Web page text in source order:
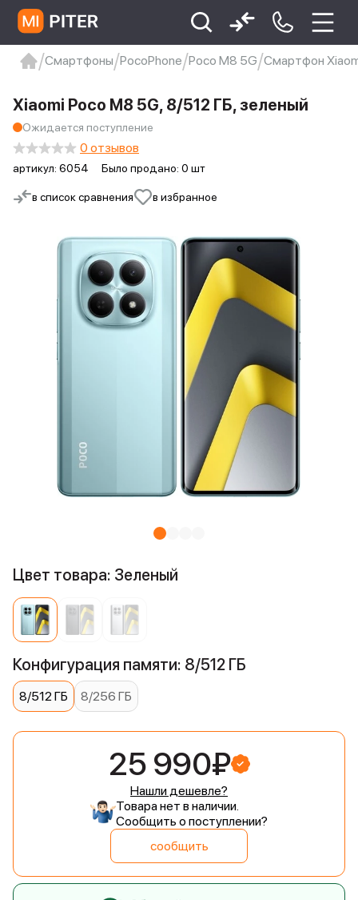
Xiaomi 9 про
xiaomi redmi 12c
Смартфоны PocoPhone Poco M8 5G Смартфон
в список сравнения в избранное
Xiaomi Poco M8 5G, 8/512 ГБ, зеленый
Ожидается поступление
артикул: 6054 Было продано: 0 шт
0 отзывов
Цвет товара: Зеленый
Конфигурация памяти: 8/512 ГБ
8/512 ГБ 8/256 ГБ
25 990₽
Нашли дешевле?
Товара нет в наличии.
Сообщить о поступлении?
сообщить